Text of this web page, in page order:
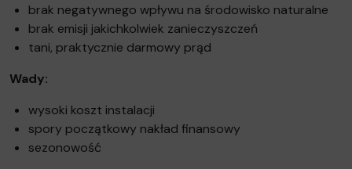
brak negatywnego wpływu na środowisko naturalne
brak emisji jakichkolwiek zanieczyszczeń
tani, praktycznie darmowy prąd
Wady:
wysoki koszt instalacji
spory początkowy nakład finansowy
sezonowość